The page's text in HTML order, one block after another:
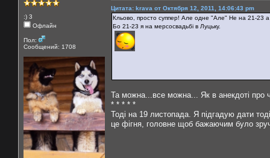
:) 3
Офлайн
Пол:
Сообщений: 1708
Цитата: krava от Октября 12, 2011, 14:06:43 pm
Кльово, просто суппер! Але одне "Але" Не на 21-23
Бо 21-23 я на мерсосвадьбі в Луцьку.
Та можна...все можна... Як в анекдоті про
* * * * *
Тоді на 19 листопада. Я підгадую дати
це фігня, головне щоб бажаючим було